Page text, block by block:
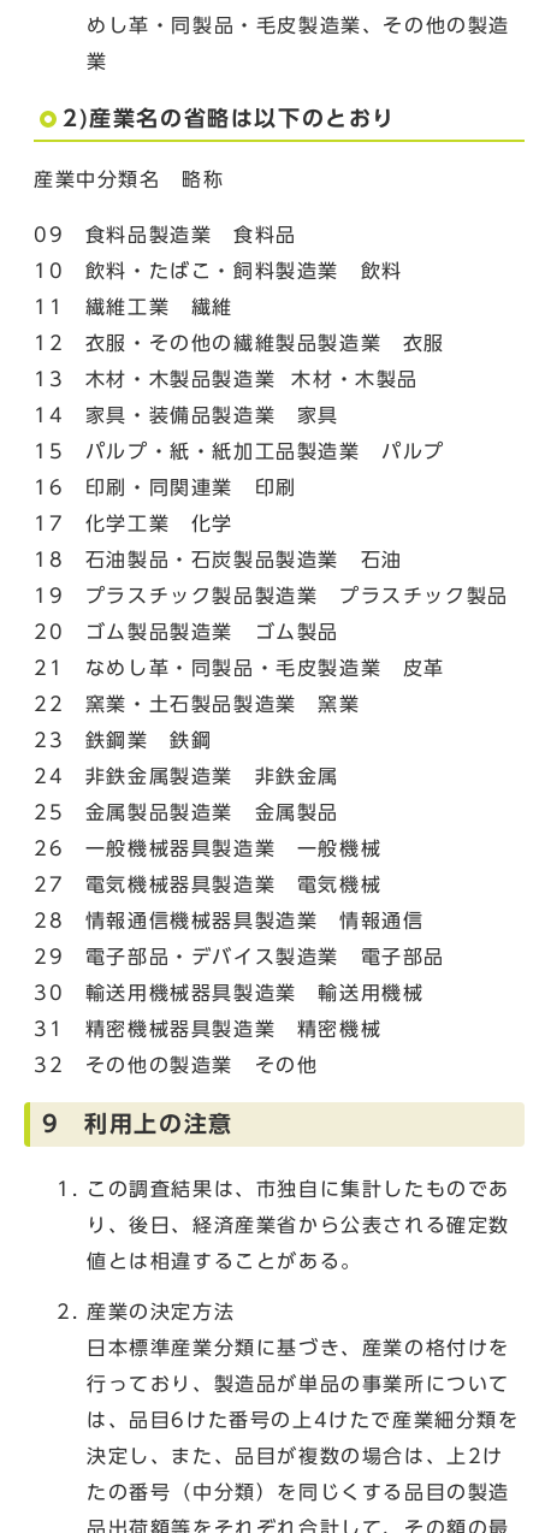
めし革・同製品・毛皮製造業、その他の製造
業
2)産業名の省略は以下のとおり
産業中分類名 略称
09 食料品製造業 食料品
10 飲料・たばこ・飼料製造業 飲料
11 繊維工業 繊維
12 衣服・その他の繊維製品製造業 衣服
13 木材・木製品製造業 木材・木製品
14 家具・装備品製造業 家具
15 パルプ・紙・紙加工品製造業 パルプ
16 印刷・同関連業 印刷
17 化学工業 化学
18 石油製品・石炭製品製造業 石油
19 プラスチック製品製造業 プラスチック製品
20 ゴム製品製造業 ゴム製品
21 なめし革・同製品・毛皮製造業 皮革
22 窯業・土石製品製造業 窯業
23 鉄鋼業 鉄鋼
24 非鉄金属製造業 非鉄金属
25 金属製品製造業 金属製品
26 一般機械器具製造業 一般機械
27 電気機械器具製造業 電気機械
28 情報通信機械器具製造業 情報通信
29 電子部品・デバイス製造業 電子部品
30 輸送用機械器具製造業 輸送用機械
31 精密機械器具製造業 精密機械
32 その他の製造業 その他
9 利用上の注意
この調査結果は、市独自に集計したものであ
り、後日、経済産業省から公表される確定数
値とは相違することがある。
産業の決定方法
日本標準産業分類に基づき、産業の格付けを
行っており、製造品が単品の事業所について
は、品目6けた番号の上4けたで産業細分類を
決定し、また、品目が複数の場合は、上2け
たの番号（中分類）を同じくする品目の製造
品出荷額等をそれぞれ合計して、その額の最